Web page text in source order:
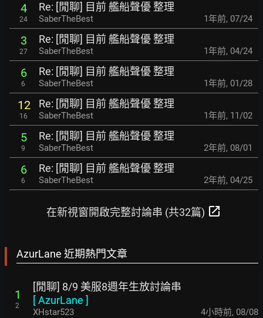
4
24
Re: [閒聊] 目前 艦船聲優 整理
SaberTheBest 1年前, 07/24
3
27
Re: [閒聊] 目前 艦船聲優 整理
SaberTheBest 1年前, 04/24
6
6
Re: [閒聊] 目前 艦船聲優 整理
SaberTheBest 1年前, 01/28
12
16
Re: [閒聊] 目前 艦船聲優 整理
SaberTheBest 1年前, 11/02
5
9
Re: [閒聊] 目前 艦船聲優 整理
SaberTheBest 2年前, 08/01
6
6
Re: [閒聊] 目前 艦船聲優 整理
SaberTheBest 2年前, 04/25
在新視窗開啟完整討論串 (共32篇) open_in_new
AzurLane 近期熱門文章
1
2
[閒聊] 8/9 美服8週年生放討論串
[AzurLane ]
XHstar523 4小時前, 08/08